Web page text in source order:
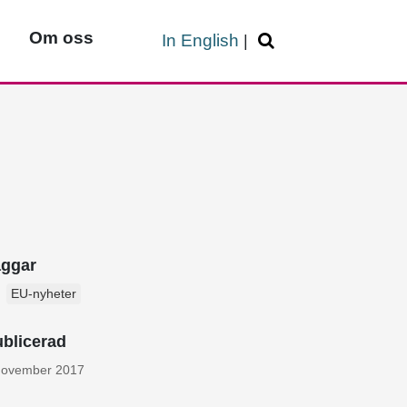
Om oss In English
EU-nyheter
2017